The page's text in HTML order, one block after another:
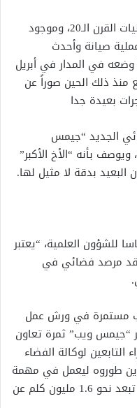
وصُمم نظام هذا الكمبيوتر في ثمانينيات القرن الـ20، وموجود
عام 2009 أثناء عملية صيانة وأحدث
في المدار في أبريل
منذ ذلك الحين صوراً عن
بعيدة جدا
الجديد “جيمس
ويب”في المدار في نهاية سنة 2021، ويوصف بأنه “الأخ الأكبر”
البعيد بدقة لا مثيل لها.
للشؤون العلمية، “يعتبر
مرصد فضائي في
مستمرة في ورش عمل
“جيمس ويب” ثمرة تعاون
التابعين لوكالة الفضاء
طوروه ليعمل في مهمة
يصل فيها إلى نقطة Lagrange التي تبعد نحو 1.6 مليون كلم عن